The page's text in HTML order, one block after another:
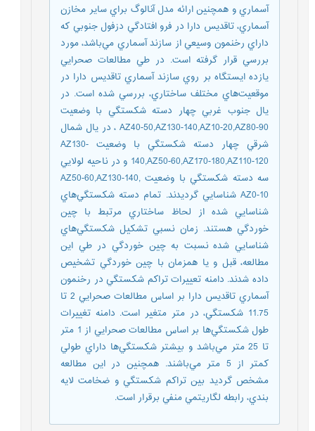
آسماري و همچنين ارائه مدل آنالوگ براي ساير مخازن
آسماري، تاقديس دارا در فرو افتادگي دزفول جنوبي که
داراي رخنمون وسيعي از سازند آسماري مي‌باشد، مورد
بررسي قرار گرفته است. در طي مطالعات صحرايي
يازده ايستگاه بر روي سازند آسماري تاقديس دارا در
موقعيت‌هاي مختلف ساختاري، بررسي شده است. در
يال جنوب غربي چهار دسته شکستگي با وضعيت
AZ40-50,AZ130-140,AZ10-20,AZ80-90 ، در يال شمال
شرقي چهار دسته شکستگي با وضعيت AZ130-
140,AZ50-60,AZ170-180,AZ110-120 و در ناحيه لولايي
سه دسته شکستگي با وضعيت AZ50-60,AZ130-140,
AZ0-10 شناسايي گرديدند. تمام دسته شکستگي‌هاي
شناسايي شده از لحاظ ساختاري مرتبط با چين
خوردگي هستند. زمان نسبي تشکيل شکستگي‌هاي
شناسايي شده نسبت به چين خوردگي در طي اين
مطالعه، قبل و يا همزمان با چين خوردگي تشخيص
داده شدند. دامنه تعييرات تراکم شکستگي در رخنمون
آسماري تاقديس دارا بر اساس مطالعات صحرايي 2 تا
11.75 شکستگي، در متر متغير است. دامنه تغييرات
طول شکستگي‌ها بر اساس مطالعات صحرايي از 1 متر
تا 25 متر مي‌باشد و بيشتر شکستگي‌ها داراي طولي
کمتر از 5 متر مي‌باشند. همچنين در اين مطالعه
مشخص گرديد بين تراکم شکستگي و ضخامت لايه
بندي، رابطه لگاريتمي منفي برقرار است.